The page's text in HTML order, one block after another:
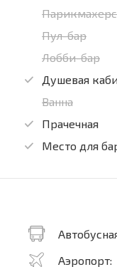
Пул-бар
Лобби-бар
Душевая
Ванна
Прачечная
Место для
Аэропорт: